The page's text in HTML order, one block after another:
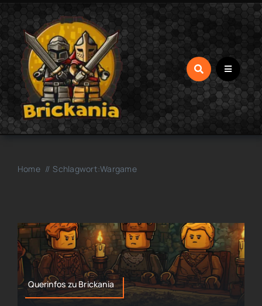
Zum
Inhalt
springen
Home Schlagwort:Wargame
Querinfos zu Brickania